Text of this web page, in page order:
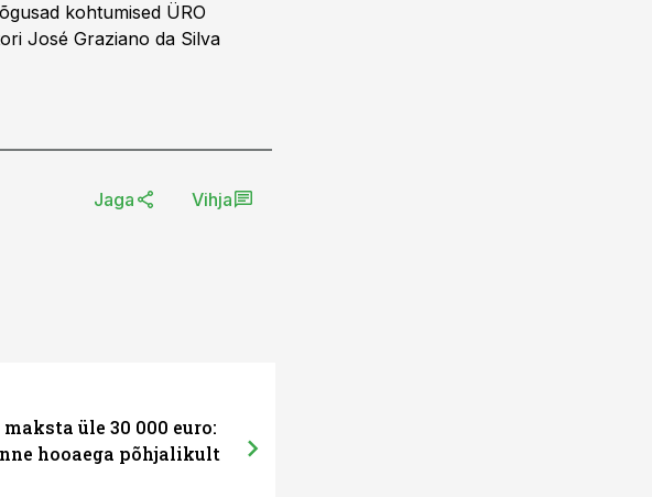
kohtumised ÜRO
José Graziano da Silva
Jaga Vihja
üle 30 000 euro:
hooaega põhjalikult